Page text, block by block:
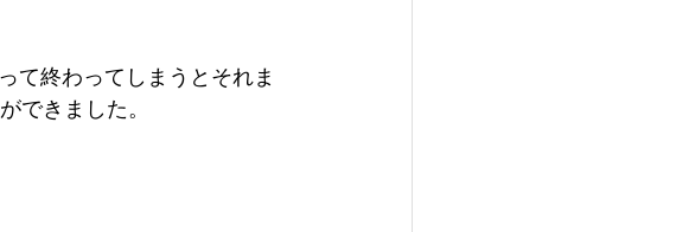
て終わってしまうとそれま
できました。